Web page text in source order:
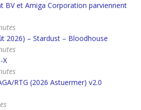
BV et Amiga Corporation parviennent
2026) – Stardust – Bloodhouse
X
RTG (2026 Astuermer) v2.0